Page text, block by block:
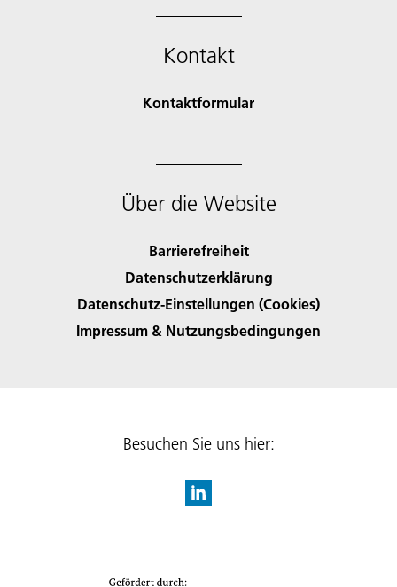
Kontakt
Kontaktformular
Über die Website
Barrierefreiheit
Datenschutzerklärung
Datenschutz-Einstellungen (Cookies)
Impressum & Nutzungsbedingungen
Besuchen Sie uns hier: